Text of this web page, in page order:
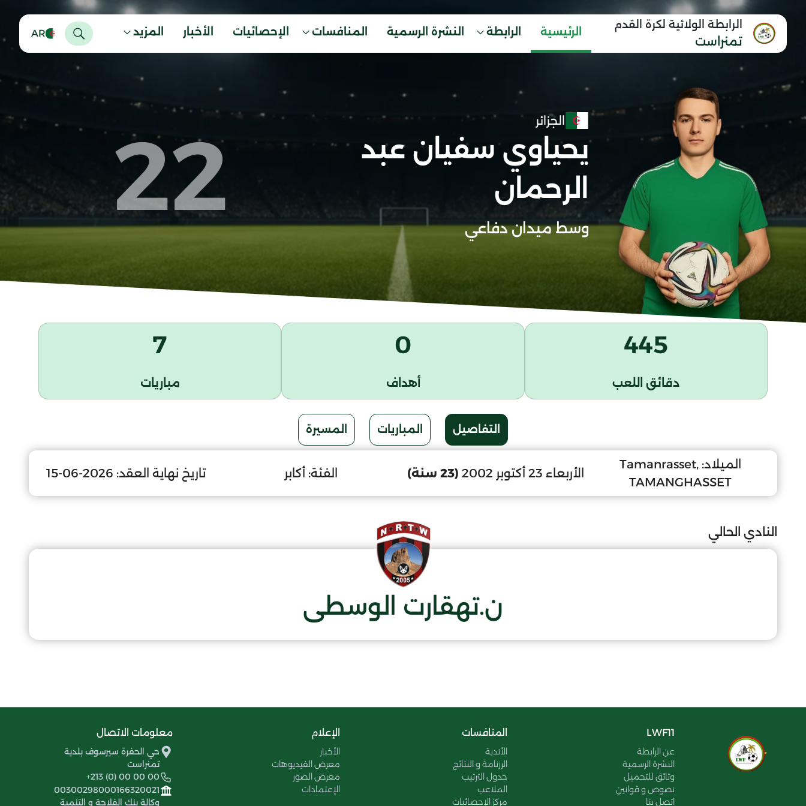
الرابطة الولائية لكرة القدم
تمنراست
الرئيسية الرابطة النشرة الرسمية المنافسات الإحصائيات الأخبار المزيد AR
الجزائر
يحياوي سفيان عبد
الرحمان
وسط ميدان دفاعي 22
445
دقائق اللعب
0
أهداف
7
مباريات
التفاصيل المباريات المسيرة
الميلاد: Tamanrasset,
TAMANGHASSET
الأربعاء 23 أكتوبر 2002 (23 سنة) الفئة: أكابر تاريخ نهاية العقد: 2026-06-15
النادي الحالي
ن.تهقارت الوسطى
LWF11
عن الرابطة
النشرة الرسمية
وثائق للتحميل
نصوص و قوانين
اتصل بنا
المنافسات
الأندية
الرزنامة و النتائج
جدول الترتيب
الملاعب
مركز الإحصائيات
الإعلام
الأخبار
معرض الفيديوهات
معرض الصور
الإعتمادات
معلومات الاتصال
حي الحفرة سيرسوف بلدية
تمنراست
+213 (0) 00 00 00
00300298000166320021
وكالة بنك الفلاحة و التنمية